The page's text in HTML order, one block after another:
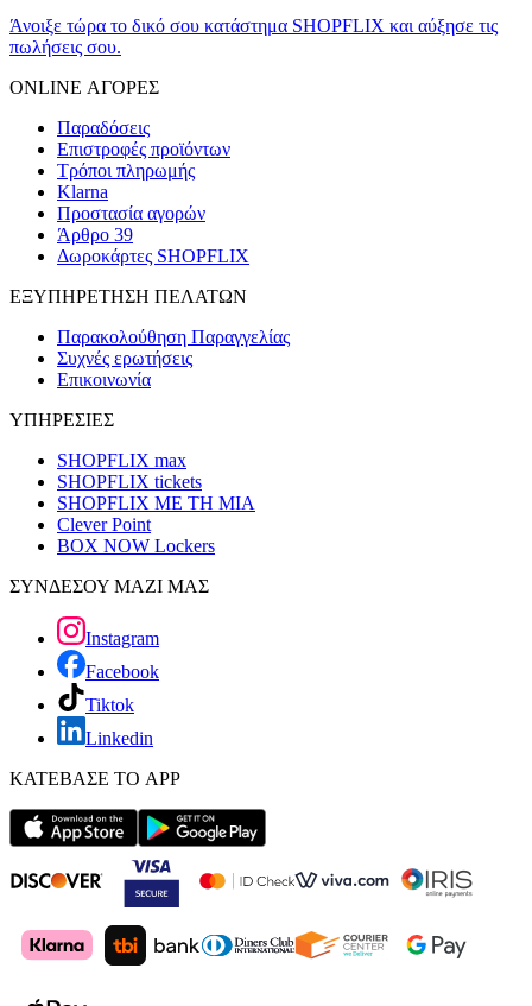
Άνοιξε τώρα το δικό σου κατάστημα SHOPFLIX και αύξησε τις
πωλήσεις σου.
ONLINE ΑΓΟΡΕΣ
Παραδόσεις
Επιστροφές προϊόντων
Τρόποι πληρωμής
Klarna
Προστασία αγορών
Άρθρο 39
Δωροκάρτες SHOPFLIX
ΕΞΥΠΗΡΕΤΗΣΗ ΠΕΛΑΤΩΝ
Παρακολούθηση Παραγγελίας
Συχνές ερωτήσεις
Επικοινωνία
ΥΠΗΡΕΣΙΕΣ
SHOPFLIX max
SHOPFLIX tickets
SHOPFLIX ΜΕ ΤΗ ΜΙΑ
Clever Point
BOX NOW Lockers
ΣΥΝΔΕΣΟΥ ΜΑΖΙ ΜΑΣ
Instagram
Facebook
Tiktok
Linkedin
ΚΑΤΕΒΑΣΕ ΤΟ APP